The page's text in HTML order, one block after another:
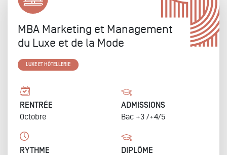
MBA Marketing et Management
du Luxe et de la Mode
LUXE ET HÔTELLERIE
RENTRÉE
Octobre
ADMISSIONS
Bac +3 /+4/5
RYTHME DIPLÔME